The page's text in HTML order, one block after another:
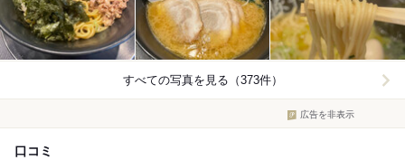
すべての写真を見る（373件）
広告を非表示
口コミ